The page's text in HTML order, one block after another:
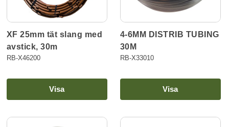
XF 25mm tät slang med
avstick, 30m
RB-X46200
Visa
4-6MM DISTRIB TUBING
30M
RB-X33010
Visa